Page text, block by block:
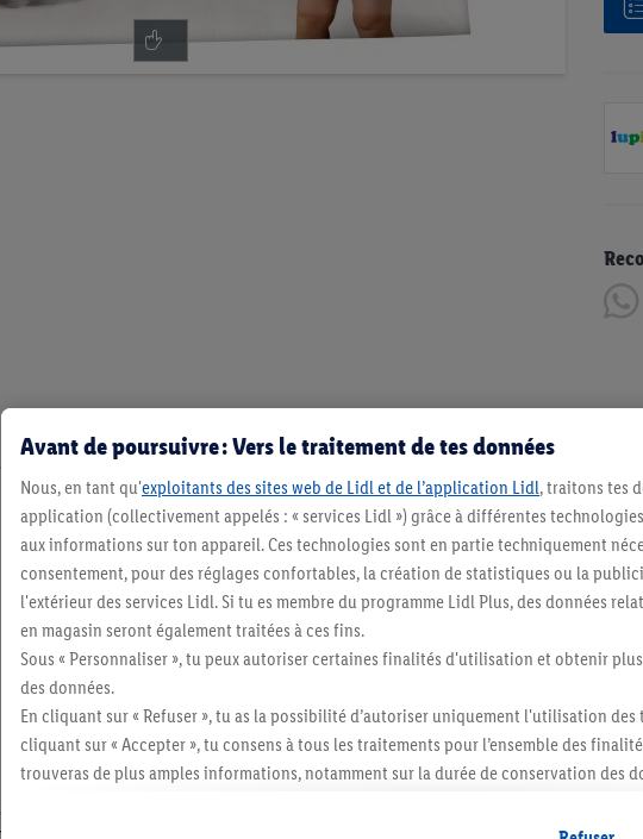
disponibles. Vente limitée à des quantités usuelles pour un ménage. Vendu sans
produits permanents. Ill. semblables.
Avant de poursuivre : Vers le traitement de tes données
Nous, en tant qu'exploitants des sites web de Lidl et de l’application Lidl, traitons tes
application (collectivement appelés : « services Lidl ») grâce à différentes
aux informations sur ton appareil. Ces technologies sont en partie techniquement
consentement, pour des réglages confortables, la création de statistiques ou la
l'extérieur des services Lidl. Si tu es membre du programme Lidl Plus, des données
en magasin seront également traitées à ces fins.
Sous « Personnaliser », tu peux autoriser certaines finalités d'utilisation et obtenir
des données.
En cliquant sur « Refuser », tu as la possibilité d’autoriser uniquement l'utilisation des
cliquant sur « Accepter », tu consens à tous les traitements pour l’ensemble des
trouveras de plus amples informations, notamment sur la durée de conservation des